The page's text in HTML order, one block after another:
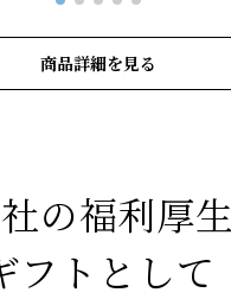
商品詳細を見る
の福利厚生
フトとして